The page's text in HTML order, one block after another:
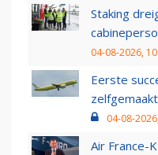
Staking
04-08-2026,
Eerste
04-08-
Air France-